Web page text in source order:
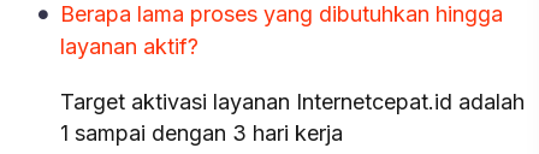
Berapa lama proses yang dibutuhkan hingga
layanan aktif?
Target aktivasi layanan Internetcepat.id adalah
1 sampai dengan 3 hari kerja